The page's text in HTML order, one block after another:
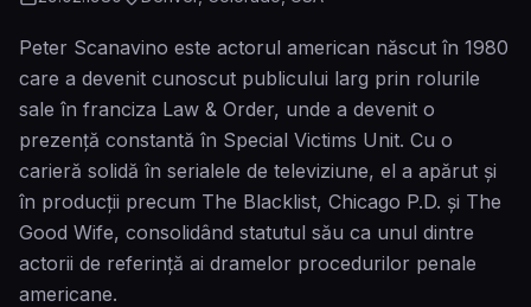
Peter Scanavino este actorul american născut în 1980
care a devenit cunoscut publicului larg prin rolurile
sale în franciza Law & Order, unde a devenit o
prezență constantă în Special Victims Unit. Cu o
carieră solidă în serialele de televiziune, el a apărut și
în producții precum The Blacklist, Chicago P.D. și The
Good Wife, consolidând statutul său ca unul dintre
actorii de referință ai dramelor procedurilor penale
americane.